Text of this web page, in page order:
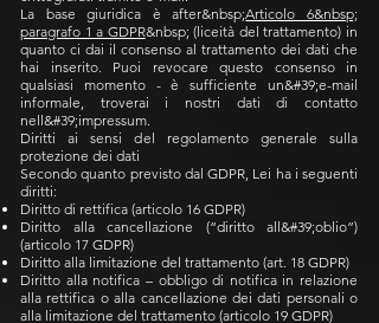
La base giuridica è after&nbsp;Articolo 6&nbsp;
paragrafo 1 a GDPR&nbsp; (liceità del trattamento) in
quanto ci dai il consenso al trattamento dei dati che
hai inserito. Puoi revocare questo consenso in
qualsiasi momento - è sufficiente un&#39;e-mail
informale, troverai i nostri dati di contatto
nell&#39;impressum.
Diritti ai sensi del regolamento generale sulla
protezione dei dati
Secondo quanto previsto dal GDPR, Lei ha i seguenti
diritti:
Diritto di rettifica (articolo 16 GDPR)
Diritto alla cancellazione (“diritto all&#39;oblio”)
(articolo 17 GDPR)
Diritto alla limitazione del trattamento (art. 18 GDPR)
Diritto alla notifica – obbligo di notifica in relazione
alla rettifica o alla cancellazione dei dati personali o
alla limitazione del trattamento (articolo 19 GDPR)